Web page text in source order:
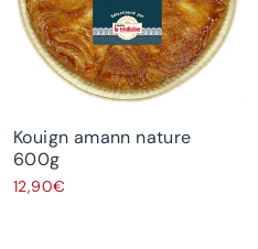
Kouign amann nature
600g
12,90€